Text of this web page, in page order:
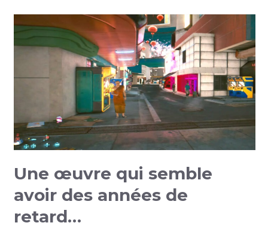
Une œuvre qui semble
avoir des années de
retard…